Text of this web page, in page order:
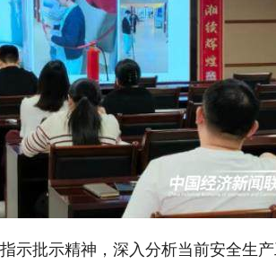
示批示精神，深入分析当前安全生